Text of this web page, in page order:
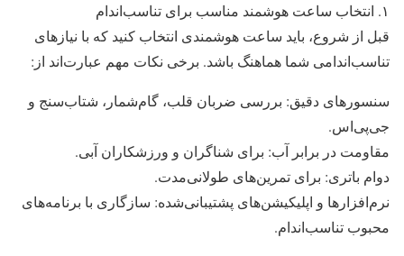
۱. انتخاب ساعت هوشمند مناسب برای تناسب‌اندام
قبل از شروع، باید ساعت هوشمندی انتخاب کنید که با نیازهای
تناسب‌اندامی شما هماهنگ باشد. برخی نکات مهم عبارت‌اند از:
سنسورهای دقیق: بررسی ضربان قلب، گام‌شمار، شتاب‌سنج و
جی‌پی‌اس.
مقاومت در برابر آب: برای شناگران و ورزشکاران آبی.
دوام باتری: برای تمرین‌های طولانی‌مدت.
نرم‌افزارها و اپلیکیشن‌های پشتیبانی‌شده: سازگاری با برنامه‌های
محبوب تناسب‌اندام.